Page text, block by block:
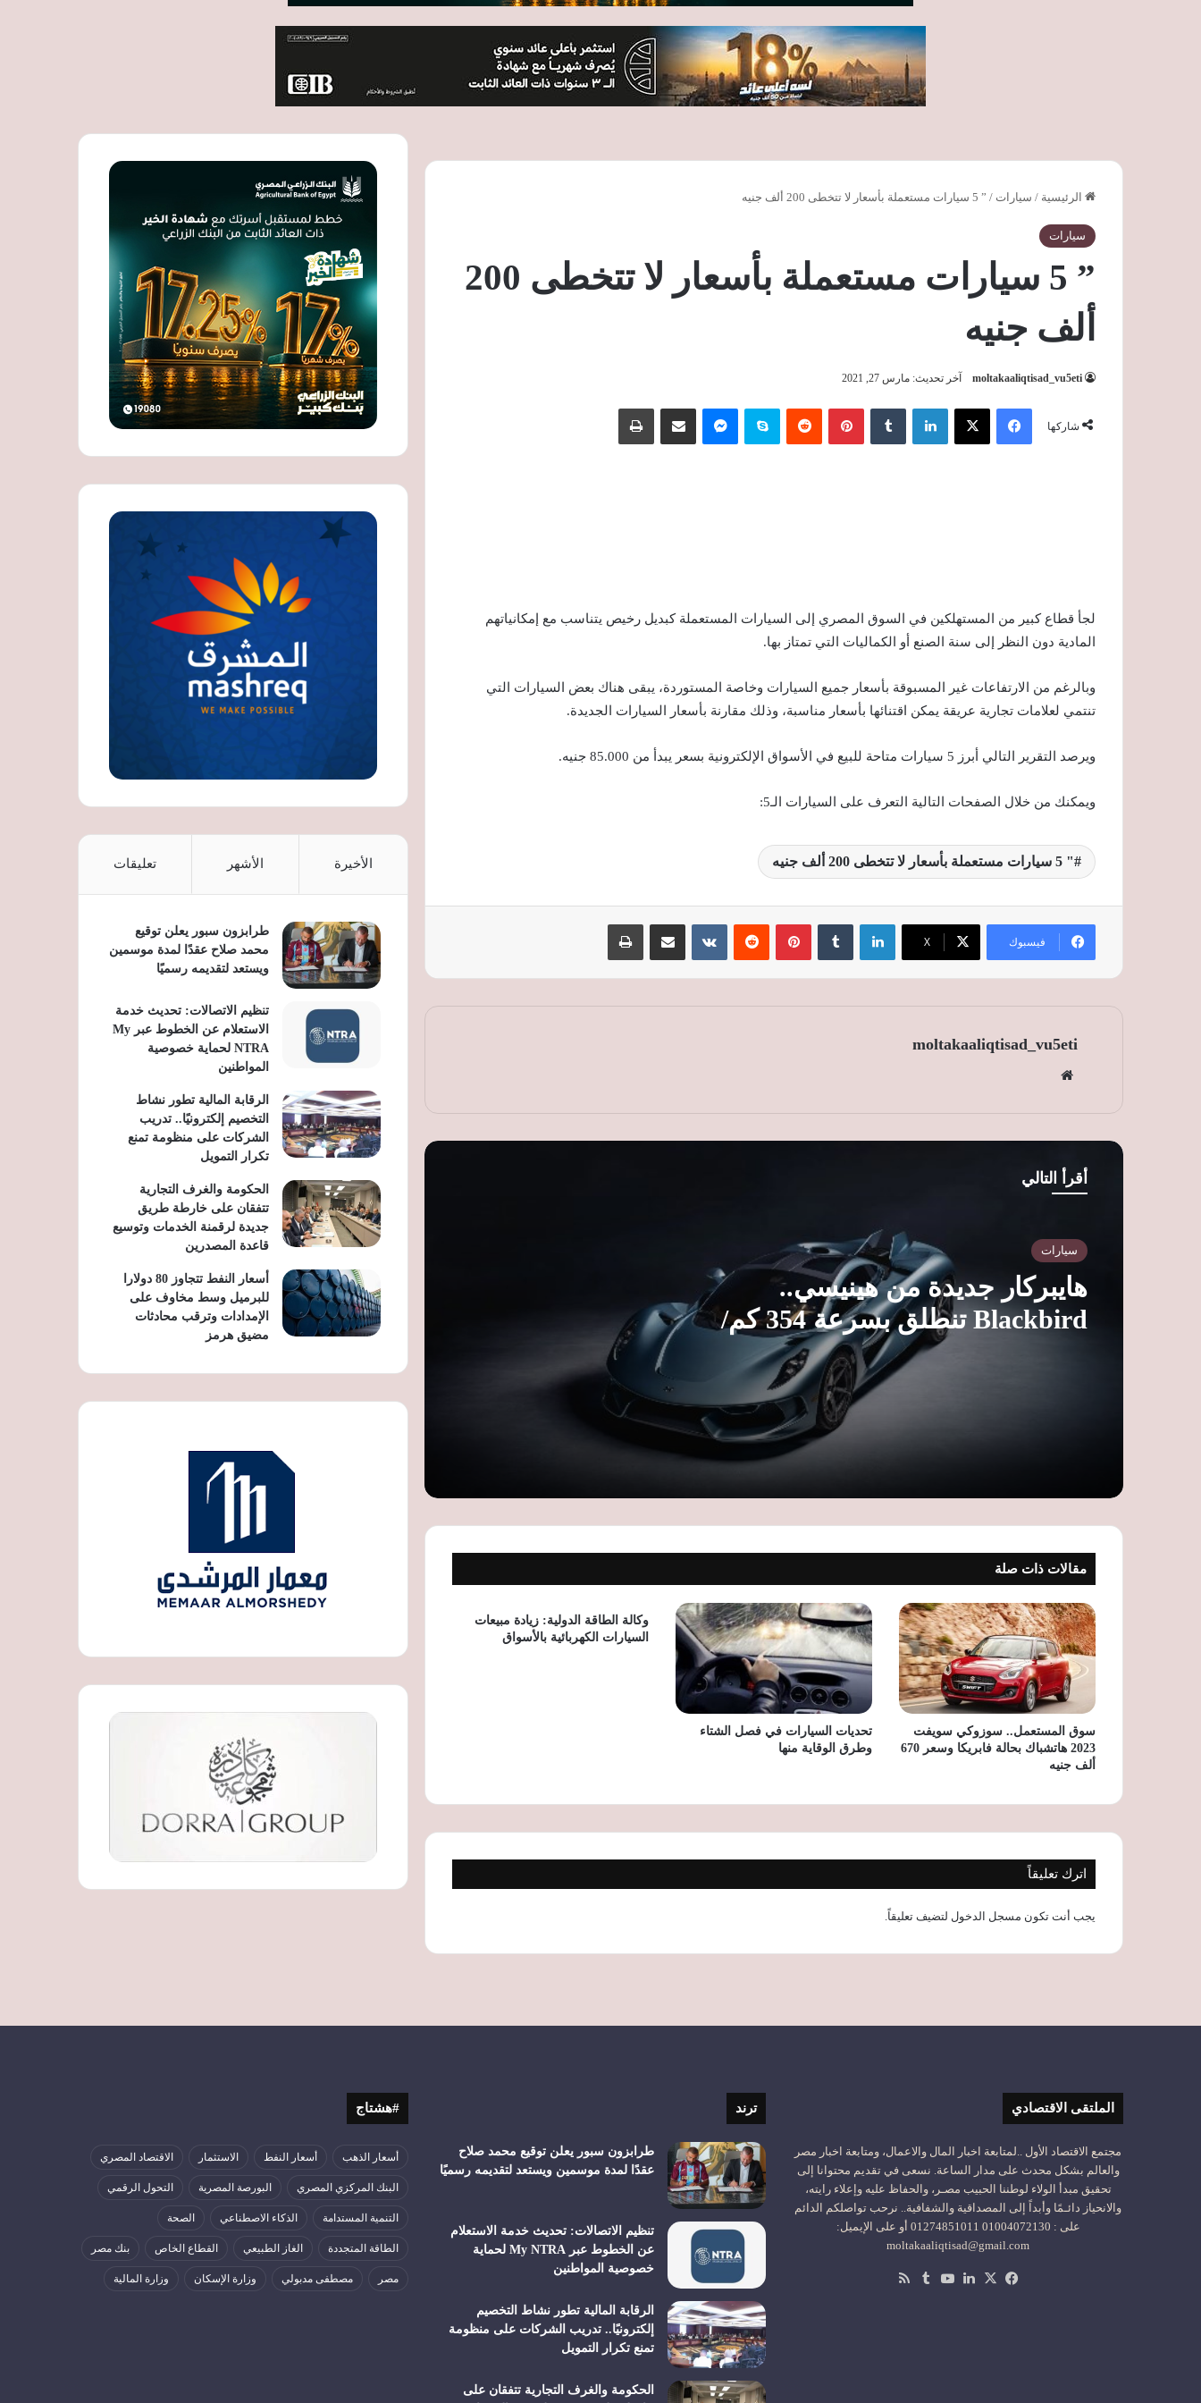
الرئيسية / سيارات / ” 5 سيارات مستعملة بأسعار لا تتخطى 200 ألف جنيه
سيارات
” 5 سيارات مستعملة بأسعار لا تتخطى 200
ألف جنيه
moltakaaliqtisad_vu5eti آخر تحديث: مارس 27, 2021
شاركها
فيسبوك ‫X لينكدإن بينتيريست سكايب
لجأ قطاع كبير من المستهلكين في السوق المصري إلى السيارات المستعملة كبديل رخيص يتناسب مع إمكانياتهم
المادية دون النظر إلى سنة الصنع أو الكماليات التي تمتاز بها.
وبالرغم من الارتفاعات غير المسبوقة بأسعار جميع السيارات وخاصة المستوردة، يبقى هناك بعض السيارات التي
تنتمي لعلامات تجارية عريقة يمكن اقتنائها بأسعار مناسبة، وذلك مقارنة بأسعار السيارات الجديدة.
ويرصد التقرير التالي أبرز 5 سيارات متاحة للبيع في الأسواق الإلكترونية بسعر يبدأ من 85.000 جنيه.
ويمكنك من خلال الصفحات التالية التعرف على السيارات الـ5:
" 5 سيارات مستعملة بأسعار لا تتخطى 200 ألف جنيه
فيسبوك ‫X
لينكدإن بينتيريست
moltakaaliqtisad_vu5eti
الوي
ب
أقرأ التالي
سيارات
هايبركار جديدة من هينيسي..
Blackbird تنطلق بسرعة 354 كم/
ساعة وسعرها 9.4 مليون ريال
مليون ريال
وسعر يبدأ من 139.9 ألف ريال
حصانًا وإنتاج عالمي محدود إلى 200 نسخة
فيراري تسجل علامات تجارية جديدة..
و296 عالية الأداء
أفاتار 12 Ultra EV.. سيارة كهربائية فاخرة
في مصر
تجنبها لحماية المحرك والإطارات من التلف
مقالات ذات صلة
سوق المستعمل.. سوزوكي سويفت
2023 هاتشباك بحالة فابريكا وسعر 670
ألف جنيه
تحديات السيارات في فصل الشتاء
وطرق الوقاية منها
وكالة الطاقة الدولية: زيادة مبيعات
السيارات الكهربائية بالأسواق
اترك تعليقاً
يجب أنت تكون مسجل الدخول لتضيف تعليقاً.
الأخيرة الأشهر تعليقات
طرابزون سبور يعلن توقيع
محمد صلاح عقدًا لمدة موسمين
ويستعد لتقديمه رسميًا
تنظيم الاتصالات: تحديث خدمة
الاستعلام عن الخطوط عبر My
NTRA لحماية خصوصية
المواطنين
الرقابة المالية تطور نشاط
التخصيم إلكترونيًا.. تدريب
الشركات على منظومة تمنع
تكرار التمويل
الحكومة والغرف التجارية
تتفقان على خارطة طريق
جديدة لرقمنة الخدمات وتوسيع
قاعدة المصدرين
أسعار النفط تتجاوز 80 دولارا
للبرميل وسط مخاوف على
الإمدادات وترقب محادثات
مضيق هرمز
الملتقى الاقتصادي
مجتمع الاقتصاد الأول ..لمتابعة اخبار المال والاعمال، ومتابعة اخبار مصر
والعالم بشكل محدث على مدار الساعة. نسعى في تقديم محتوانا إلى
تحقيق مبدأ الولاء لوطننا الحبيب مصـر، والحفاظ عليه وإعلاء رايته،
والانحياز دائـمًا وأبداً إلى المصداقية والشفافية.. نرحب تواصلكم الدائم
على : 01004072130 01274851011 أو على الإيميل:
moltakaaliqtisad@gmail.com
فيسبوك
‫X لينكدإن‫YouTube
ترند
طرابزون سبور يعلن توقيع محمد صلاح
عقدًا لمدة موسمين ويستعد لتقديمه رسميًا
تنظيم الاتصالات: تحديث خدمة الاستعلام
عن الخطوط عبر My NTRA لحماية
خصوصية المواطنين
الرقابة المالية تطور نشاط التخصيم
إلكترونيًا.. تدريب الشركات على منظومة
تمنع تكرار التمويل
الحكومة والغرف التجارية تتفقان على
#هشتاج
أسعار الذهب أسعار النفط الاستثمار الاقتصاد المصري
البنك المركزي المصري البورصة المصرية التحول الرقمي
التنمية المستدامة الذكاء الاصطناعي الصحة
الطاقة المتجددة الغاز الطبيعي القطاع الخاص بنك مصر
مصر مصطفى مدبولي وزارة الإسكان وزارة المالية